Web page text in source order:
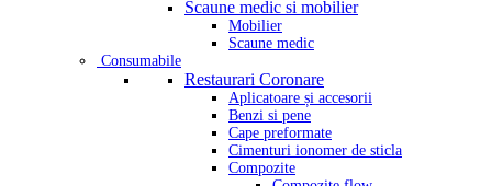
Scaune medic si mobilier
Mobilier
Scaune medic
Consumabile
Restaurari Coronare
Aplicatoare și accesorii
Benzi si pene
Cape preformate
Cimenturi ionomer de sticla
Compozite